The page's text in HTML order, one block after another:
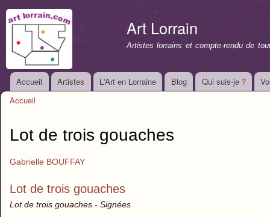
Art Lorrain
Artistes lorrains et compte-rendu de
Menu principal
Accueil Artistes L'Art en Lorraine Blog Qui suis-je ?
Accueil
Lot de trois gouaches
Gabrielle BOUFFAY
Lot de trois gouaches
Lot de trois gouaches - Signées